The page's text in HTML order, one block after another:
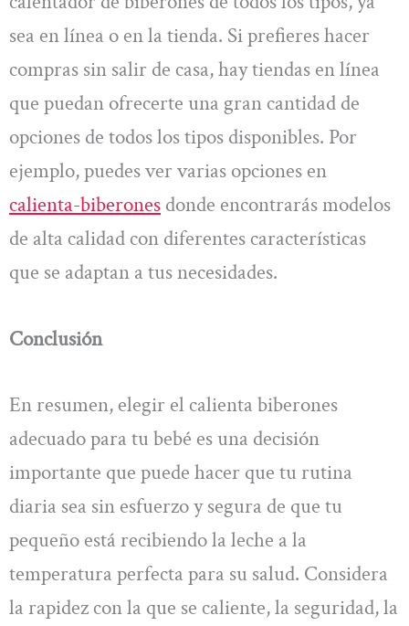
sea en línea o en la tienda. Si prefieres hacer
compras sin salir de casa, hay tiendas en línea
que puedan ofrecerte una gran cantidad de
opciones de todos los tipos disponibles. Por
ejemplo, puedes ver varias opciones en
calienta-biberones donde encontrarás modelos
de alta calidad con diferentes características
que se adaptan a tus necesidades.
Conclusión
En resumen, elegir el calienta biberones
adecuado para tu bebé es una decisión
importante que puede hacer que tu rutina
diaria sea sin esfuerzo y segura de que tu
pequeño está recibiendo la leche a la
temperatura perfecta para su salud. Considera
la rapidez con la que se caliente, la seguridad, la